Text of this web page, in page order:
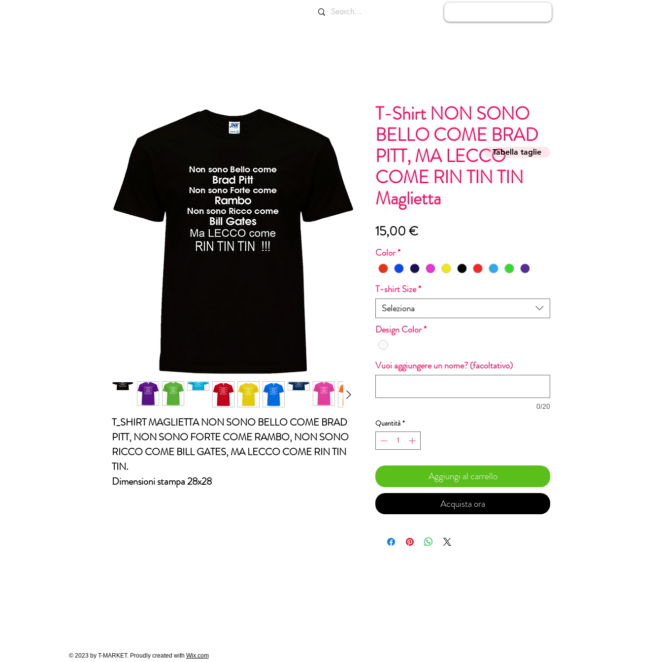
INFO E CONTATTI
T_SHIRT MAGLIETTA NON SONO BELLO COME BRAD
PITT, NON SONO FORTE COME RAMBO, NON SONO
RICCO COME BILL GATES, MA LECCO COME RIN TIN
TIN.
Dimensioni stampa 28x28
T-Shirt NON SONO
BELLO COME BRAD
PITT, MA LECCO
COME RIN TIN TIN
Maglietta
15,00 €Prezzo
Color*
T-shirt Size*
Seleziona
Design Color*
Vuoi aggiungere un nome? (facoltativo)
0/20
Quantità *
Aggiungi al carrello
Acquista ora
Tabella taglie
© 2023 by T-MARKET. Proudly created with Wix.com